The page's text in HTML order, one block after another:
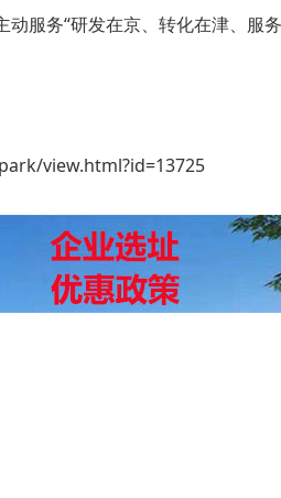
服务“研发在京、转化在津、服
view.html?id=13725